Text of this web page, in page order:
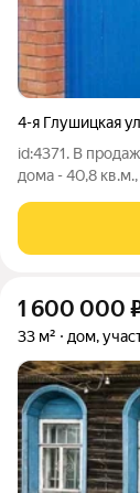
4-я Глушицкая
id:4371. В
дома - 40,8
расположены 3
Участок
1 600 000
33 м² дом,